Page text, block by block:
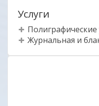
Услуги
Полиграфические
Журнальная и